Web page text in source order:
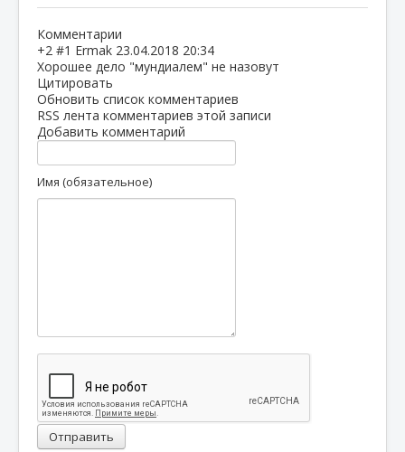
Комментарии
+2 #1 Ermak 23.04.2018 20:34
Хорошее дело "мундиалем" не назовут
Цитировать
Обновить список комментариев
RSS лента комментариев этой записи
Добавить комментарий
Имя (обязательное)
Отправить